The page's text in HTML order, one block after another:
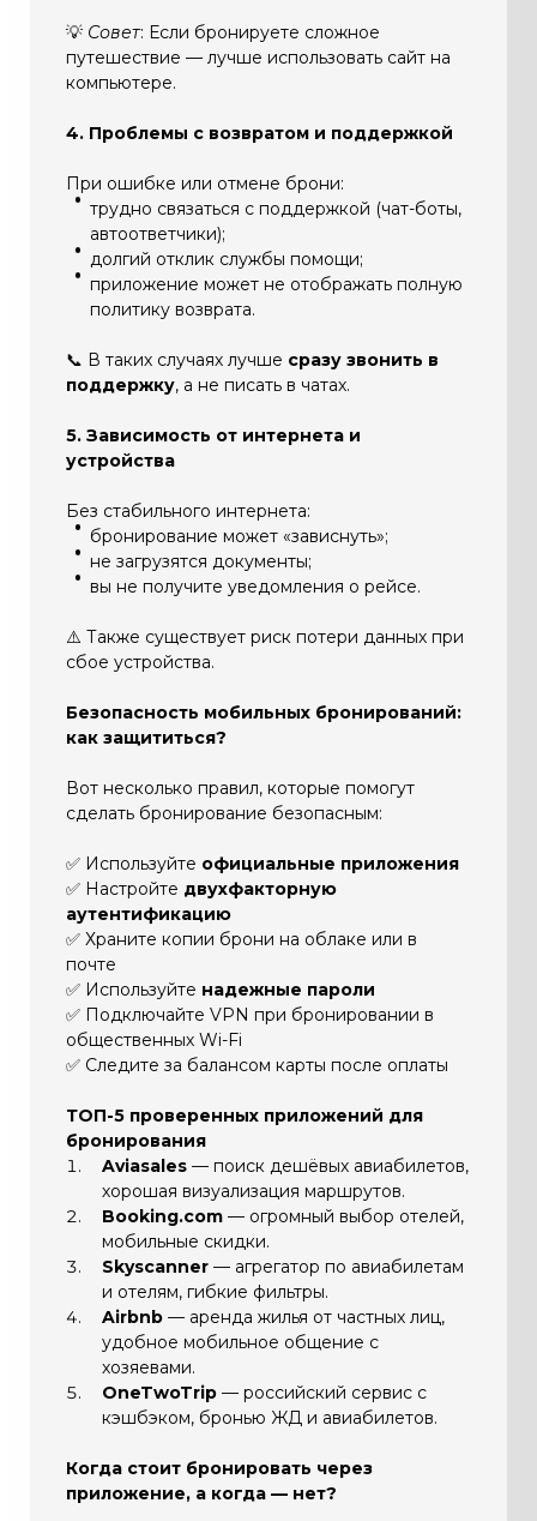
💡 Совет: Если бронируете сложное
путешествие — лучше использовать сайт на
компьютере.
4. Проблемы с возвратом и поддержкой
При ошибке или отмене брони:
трудно связаться с поддержкой (чат-боты,
автоответчики);
долгий отклик службы помощи;
приложение может не отображать полную
политику возврата.
📞 В таких случаях лучше сразу звонить в
поддержку, а не писать в чатах.
5. Зависимость от интернета и
устройства
Без стабильного интернета:
бронирование может «зависнуть»;
не загрузятся документы;
вы не получите уведомления о рейсе.
⚠️ Также существует риск потери данных при
сбое устройства.
Безопасность мобильных бронирований:
как защититься?
Вот несколько правил, которые помогут
сделать бронирование безопасным:
✅ Используйте официальные приложения
✅ Настройте двухфакторную
аутентификацию
✅ Храните копии брони на облаке или в
почте
✅ Используйте надежные пароли
✅ Подключайте VPN при бронировании в
общественных Wi-Fi
✅ Следите за балансом карты после оплаты
ТОП-5 проверенных приложений для
бронирования
Aviasales — поиск дешёвых авиабилетов,
хорошая визуализация маршрутов.
Booking.com — огромный выбор отелей,
мобильные скидки.
Skyscanner — агрегатор по авиабилетам
и отелям, гибкие фильтры.
Airbnb — аренда жилья от частных лиц,
удобное мобильное общение с
хозяевами.
OneTwoTrip — российский сервис с
кэшбэком, бронью ЖД и авиабилетов.
Когда стоит бронировать через
приложение, а когда — нет?